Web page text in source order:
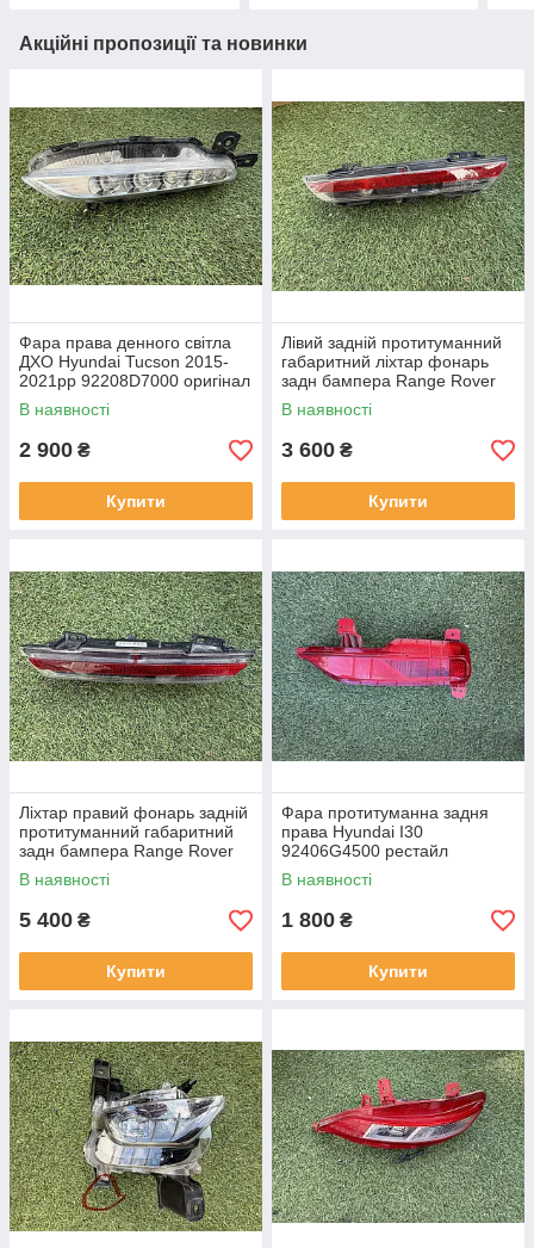
Акційні пропозиції та новинки
Фара права денного світла
ДХО Hyundai Tucson 2015-
2021рр 92208D7000 оригінал
бв відсутнє одне кріплення,
повністю робоча
В наявності
2 900 ₴
Купити
Лівий задній протитуманний
габаритний ліхтар фонарь
задн бампера Range Rover
L460 від 2021-рр LR152299
оригінал бв повністю р
В наявності
3 600 ₴
Купити
Ліхтар правий фонарь задній
протитуманний габаритний
задн бампера Range Rover
L460 від2021-рр, LR152295
оригінал повністю робо
В наявності
5 400 ₴
Купити
Фара протитуманна задня
права Hyundai I30
92406G4500 рестайл
від2020-рр оригінал бв
відсутнє одне кріплення
В наявності
1 800 ₴
Купити